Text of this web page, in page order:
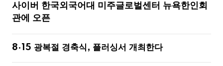
사이버 한국외국어대 미주글로벌센터 뉴욕한인회
관에 오픈
8·15 광복절 경축식, 플러싱서 개최한다